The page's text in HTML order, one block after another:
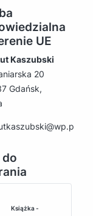
UE
Kaszubski
20
Gdańsk,
do
Książka -